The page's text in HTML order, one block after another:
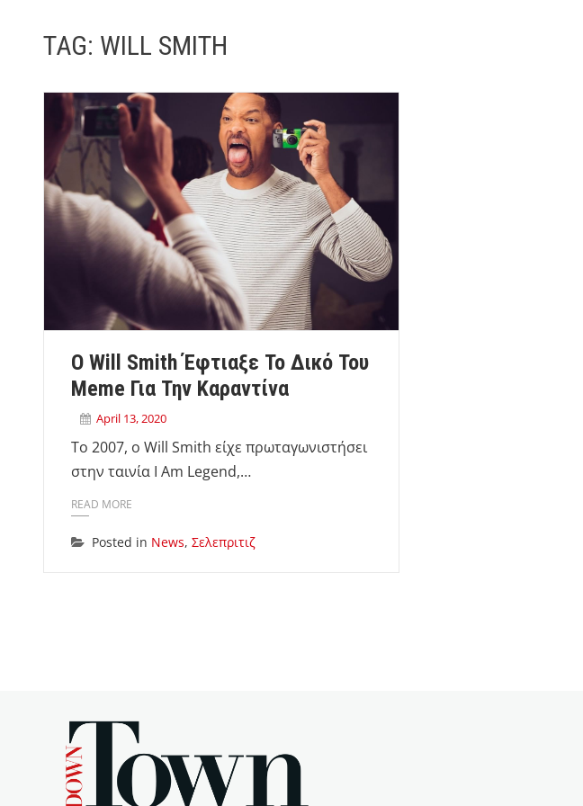
TAG: WILL SMITH
Ο Will Smith Έφτιαξε Το Δικό Του
Meme Για Την Καραντίνα
April 13, 2020
Το 2007, ο Will Smith είχε πρωταγωνιστήσει
στην ταινία I Am Legend,…
READ MORE
Posted in News, Σελεπριτιζ